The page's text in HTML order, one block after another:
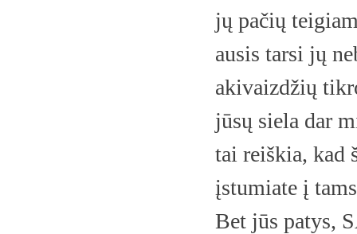
jų pačių
ausis tarsi jų
akivaizdžių
jūsų siela dar
tai reiškia, kad
įstumiate į
Bet jūs patys,